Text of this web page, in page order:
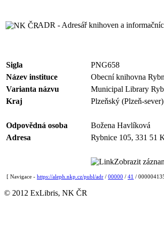
ADR - Adresář knihoven a
Sigla
PNG658
Název instituce
Obecní knihovna
Varianta názvu
Municipal Library
Kraj
Plzeňský (Plzeň-sever)
Odpovědná osoba
Božena Havlíková
Adresa
Rybnice 105, 331 51
Zobrazit
[ Navigace - https://aleph.nkp.cz/publ/adr / 00000 / 41 /
© 2012 ExLibris, NK ČR